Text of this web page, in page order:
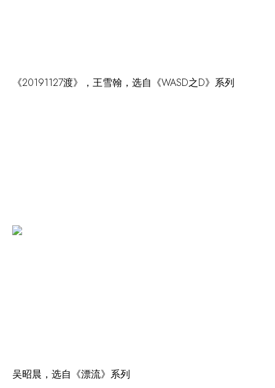
《20191127渡》，王雪翰，选自《WASD之D》系列
吴昭晨，选自《漂流》系列